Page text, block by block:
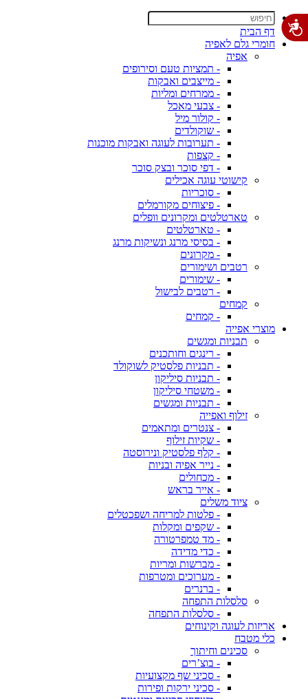
דף הבית
חומרי גלם לאפיה
אפיה
- תמציות טעם וסירופים
- מייצבים ואבקות
- ממרחים ומליות
- צבעי מאכל
- קולור מיל
- שוקולדים
- תערובות לעוגה ואבקות מוכנות
- קצפות
- דפי סוכר ובצק סוכר
קישוטי עוגה אכילים
- סוכריות
- פיצוחים מקורמלים
טארטלטים ומקרונים וופלים
- טארטלטים
- בסיסי מרנג ונשיקות מרנג
- מקרונים
רטבים ושימורים
- שימורים
- רטבים לבישול
קמחים
- קמחים
מוצרי אפייה
תבניות ומגשים
- רינגים וחותכנים
- תבניות פלסטיק לשוקולד
- תבניות סיליקון
- משטחי סיליקון
- תבניות ומגשים
זילוף ואפייה
- צנטרים ומתאמים
- שקיות זילוף
- קלף פלסטיק ונירוסטה
- נייר אפיה ובניות
- מכחולים
- אייר בראש
ציוד משלים
- פלטות למריחה ושפכטלים
- שקפים ומקלות
- מד טמפרטורה
- כדי מדידה
- מברשות ומריות
- מערוכים ומטרפות
- ברנרים
סלסלות התפחה
- סלסלות התפחה
אריזות לעוגה וקינוחים
כלי מטבח
סכינים וחיתוך
- בוצ’רים
- סכיני שף מקצועיות
- סכיני ירקות ופירות